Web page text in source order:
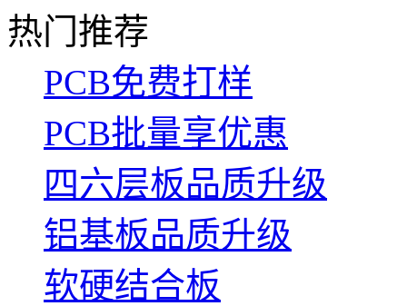
热门推荐
PCB免费打样
PCB批量享优惠
四六层板品质升级
铝基板品质升级
软硬结合板